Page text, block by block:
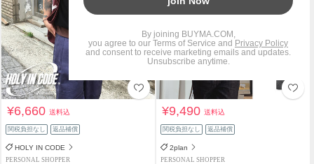
¥6,660送料込
関税負担なし 返品補償
HOLY IN CODE
PERSONAL SHOPPER
¥9,490送料込
関税負担なし 返品補償
2plan
PERSONAL SHOPPER